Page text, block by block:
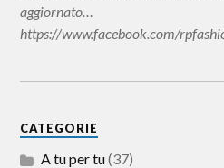
aggiornato…
https://www.facebook.com/
CATEGORIE
A tu per tu(37)